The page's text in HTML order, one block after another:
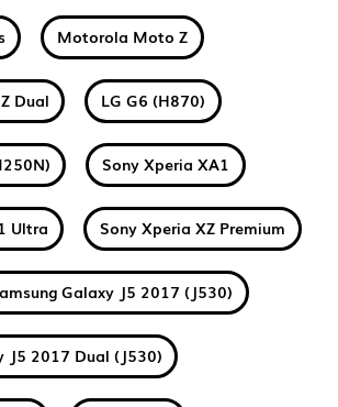
Motorola Moto Z
Dual LG G6 (H870)
Sony Xperia XA1
Ultra Sony Xperia XZ Premium
Galaxy J5 2017 (J530)
J5 2017 Dual (J530)